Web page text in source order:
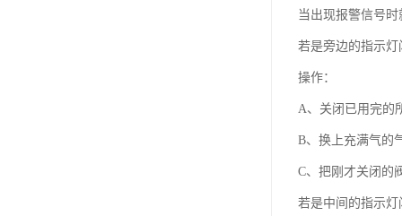
当出现报警信号
若是旁边的指示
操作：
A、关闭已用完的
B、换上充满气的
C、把刚才关闭的
若是中间的指示